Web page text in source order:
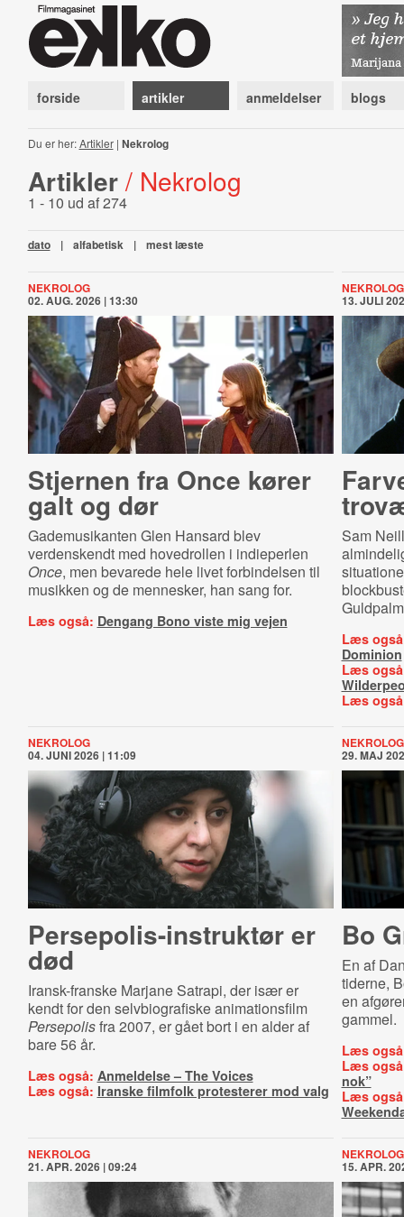
forside artikler anmeldelser blogs
Du er her:Artikler| Nekrolog
Artikler / Nekrolog
1 - 10 ud af 274
dato | alfabetisk | mest læste
NEKROLOG
02. AUG. 2026 | 13:30
Stjernen fra Once kører
galt og dør
Gademusikanten Glen Hansard blev
verdenskendt med hovedrollen i indieperlen
Once, men bevarede hele livet forbindelsen til
musikken og de mennesker, han sang for.
Læs også: Dengang Bono viste mig vejen
NEKROLOG
13. JULI
Sam
Læs
Dominion
Læs
Læs
NEKROLOG
04. JUNI 2026 | 11:09
Per­sepo­lis-​in­struk­tør er
død
Iransk-franske Marjane Satrapi, der især er
kendt for den selvbiografiske animationsfilm
Persepolisfra 2007, er gået bort i en alder af
bare 56 år.
Læs også: Anmeldelse – The Voices
Læs også: Iranske filmfolk protesterer mod valg
NEKROLOG
29. MAJ
Bo
En af
tiderne,
en
gammel.
Læs
Læs
nok”
Læs
NEKROLOG
21. APR. 2026 | 09:24
NEKROLOG
15. APR.